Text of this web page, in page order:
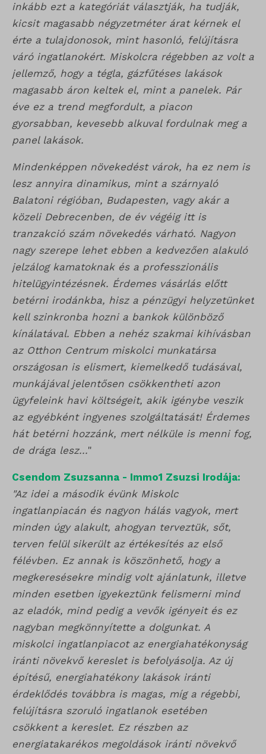
inkább ezt a kategóriát választják, ha tudják,
kicsit magasabb négyzetméter árat kérnek el
érte a tulajdonosok, mint hasonló, felújításra
váró ingatlanokért. Miskolcra régebben az volt a
jellemző, hogy a tégla, gázfűtéses lakások
magasabb áron keltek el, mint a panelek. Pár
éve ez a trend megfordult, a piacon
gyorsabban, kevesebb alkuval fordulnak meg a
panel lakások.
Mindenképpen növekedést várok, ha ez nem is
lesz annyira dinamikus, mint a szárnyaló
Balatoni régióban, Budapesten, vagy akár a
közeli Debrecenben, de év végéig itt is
tranzakció szám növekedés várható. Nagyon
nagy szerepe lehet ebben a kedvezően alakuló
jelzálog kamatoknak és a professzionális
hitelügyintézésnek. Érdemes vásárlás előtt
betérni irodánkba, hisz a pénzügyi helyzetünket
kell szinkronba hozni a bankok különböző
kínálatával. Ebben a nehéz szakmai kihívásban
az Otthon Centrum miskolci munkatársa
országosan is elismert, kiemelkedő tudásával,
munkájával jelentősen csökkentheti azon
ügyfeleink havi költségeit, akik igénybe veszik
az egyébként ingyenes szolgáltatását! Érdemes
hát betérni hozzánk, mert nélküle is menni fog,
de drága lesz..."
Csendom Zsuzsanna - Immo1 Zsuzsi Irodája:
"Az idei a második évünk Miskolc
ingatlanpiacán és nagyon hálás vagyok, mert
minden úgy alakult, ahogyan terveztük, sőt,
terven felül sikerült az értékesítés az első
félévben. Ez annak is köszönhető, hogy a
megkeresésekre mindig volt ajánlatunk, illetve
minden esetben igyekeztünk felismerni mind
az eladók, mind pedig a vevők igényeit és ez
nagyban megkönnyítette a dolgunkat. A
miskolci ingatlanpiacot az energiahatékonyság
iránti növekvő kereslet is befolyásolja. Az új
építésű, energiahatékony lakások iránti
érdeklődés továbbra is magas, míg a régebbi,
felújításra szoruló ingatlanok esetében
csökkent a kereslet. Ez részben az
energiatakarékos megoldások iránti növekvő